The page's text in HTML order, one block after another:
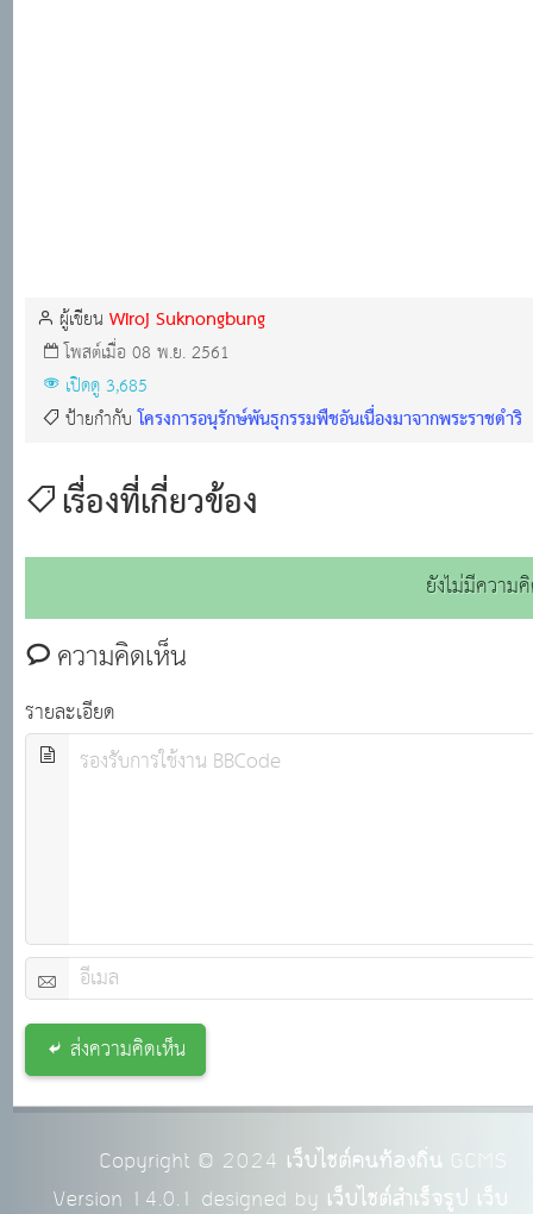
ผู้เขียนWiroj Suknongbung
โพสต์เมื่อ 08 พ.ย. 2561
เปิดดู 3,685
ป้ายกำกับโครงการอนุรักษ์พันธุกรรมพืชอันเนื่องมาจากพระราชดำริ
เรื่องที่เกี่ยวข้อง
ยังไม่มีความ
ความคิดเห็น
รายละเอียด
ส่งความคิดเห็น
Copyright © 2024 เว็บไซต์คนท้องถิ่น GCMS
Version 14.0.1 designed by เว็บไซต์สำเร็จรูป เว็บ